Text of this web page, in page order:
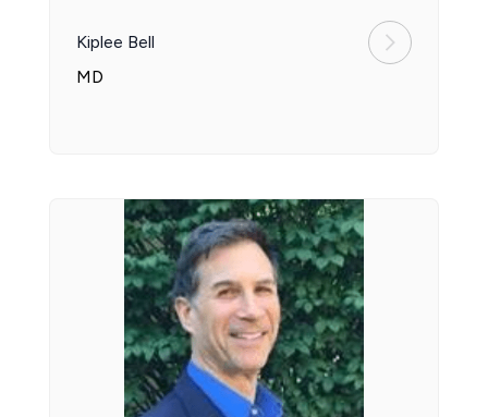
Kiplee Bell
MD